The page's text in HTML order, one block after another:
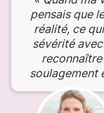
pensais que
réalité, ce
sévérité
soulagement